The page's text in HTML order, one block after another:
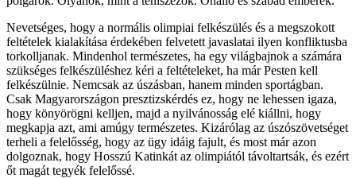
Nevetséges, hogy a normális olimpiai felkészülés és a megszokott
feltételek kialakítása érdekében felvetett javaslatai ilyen konfliktusba
torkolljanak. Mindenhol természetes, ha egy világbajnok a számára
szükséges felkészüléshez kéri a feltételeket, ha már Pesten kell
felkészülnie. Nemcsak az úszásban, hanem minden sportágban.
Csak Magyarországon presztizskérdés ez, hogy ne lehessen igaza,
hogy könyörögni kelljen, majd a nyilvánosság elé kiállni, hogy
megkapja azt, ami amúgy természetes. Kizárólag az úszószövetséget
terheli a felelősség, hogy az ügy idáig fajult, és most már azon
dolgoznak, hogy Hosszú Katinkát az olimpiától távoltartsák, és ezért
őt magát tegyék felelőssé.